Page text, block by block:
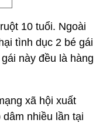
10 tuổi. Ngoài
tình dục 2 bé gái
này đều là hàng
xã hội xuất
nhiều lần tại